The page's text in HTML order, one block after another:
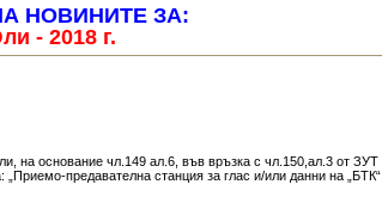
НОВИНИТЕ ЗА:
- 2018 г.
на основание чл.149 ал.6, във връзка с чл.150,ал.3 от ЗУТ
предавателна станция за глас и/или данни на „БТК“